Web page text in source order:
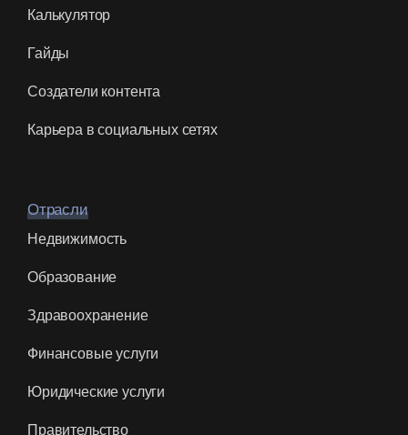
Гайды
Создатели контента
Карьера в социальных сетях
Образование
Здравоохранение
Финансовые услуги
Юридические услуги
Правительство
НКО